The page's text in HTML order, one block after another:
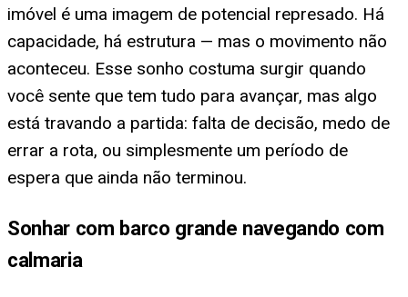
imóvel é uma imagem de potencial represado. Há
capacidade, há estrutura — mas o movimento não
aconteceu. Esse sonho costuma surgir quando
você sente que tem tudo para avançar, mas algo
está travando a partida: falta de decisão, medo de
errar a rota, ou simplesmente um período de
espera que ainda não terminou.
Sonhar com barco grande navegando com
calmaria